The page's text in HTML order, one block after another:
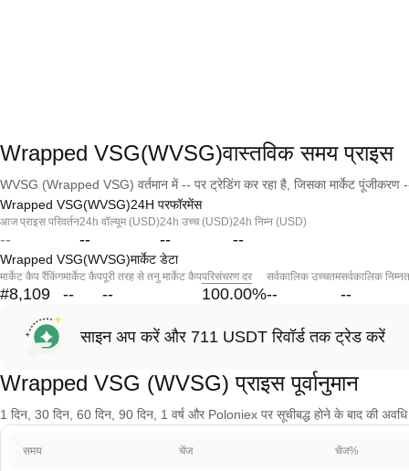
Wrapped VSG(WVSG)वास्तविक समय प्राइस
WVSG (Wrapped VSG) वर्तमान में -- पर ट्रेडिंग कर रहा है, जिसका मार्केट पूंजीकरण
Wrapped VSG(WVSG)24H परफॉरमेंस
आज प्राइस परिवर्तन
--
24h वॉल्यूम (USD)
--
24h उच्च (USD)
--
24h निम्न (USD)
--
Wrapped VSG(WVSG)मार्केट डेटा
मार्केट कैप रैंकिंग
#8,109
मार्केट कैप
--
पूरी तरह से तनु मार्केट कैप
--
परिसंचरण दर
100.00%
सर्वकालिक उच्चतम
--
सर्वकालिक
--
साइन अप करें और 711 USDT रिवॉर्ड तक ट्रेड करें
Wrapped VSG (WVSG) प्राइस पूर्वानुमान
1 दिन, 30 दिन, 60 दिन, 90 दिन, 1 वर्ष और Poloniex पर सूचीबद्ध होने के बाद की
समय चेंज चेंज%